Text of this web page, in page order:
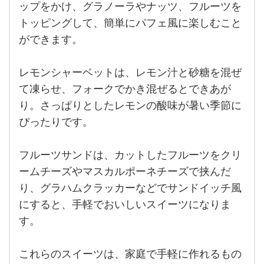
ップをかけ、グラノーラやナッツ、フルーツを
トッピングして、簡単にパフェ風に楽しむこと
ができます。
レモンシャーベットは、レモン汁と砂糖を混ぜ
て凍らせ、フォークでかき混ぜるとできあが
り。さっぱりとしたレモンの酸味が暑い季節に
ぴったりです。
フルーツサンドは、カットしたフルーツをクリ
ームチーズやマスカルポーネチーズで挟んだ
り、グラハムクラッカーなどでサンドイッチ風
にすると、手軽でおいしいスイーツになりま
す。
これらのスイーツは、家庭で手軽に作れるもの